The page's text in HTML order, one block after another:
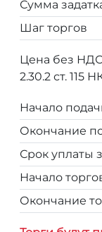
Сумма
Шаг торгов
Цена без
2.30.2 ст. 115
Начало
Окончание
Срок уплаты
Начало
Окончание